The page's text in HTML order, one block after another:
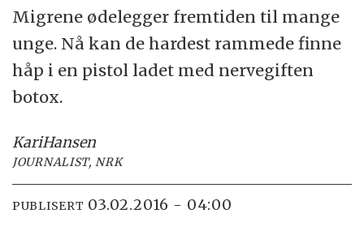
Migrene ødelegger fremtiden til mange
unge. Nå kan de hardest rammede finne
håp i en pistol ladet med nervegiften
botox.
KariHansen
JOURNALIST, NRK
PUBLISERT 03.02.2016 - 04:00